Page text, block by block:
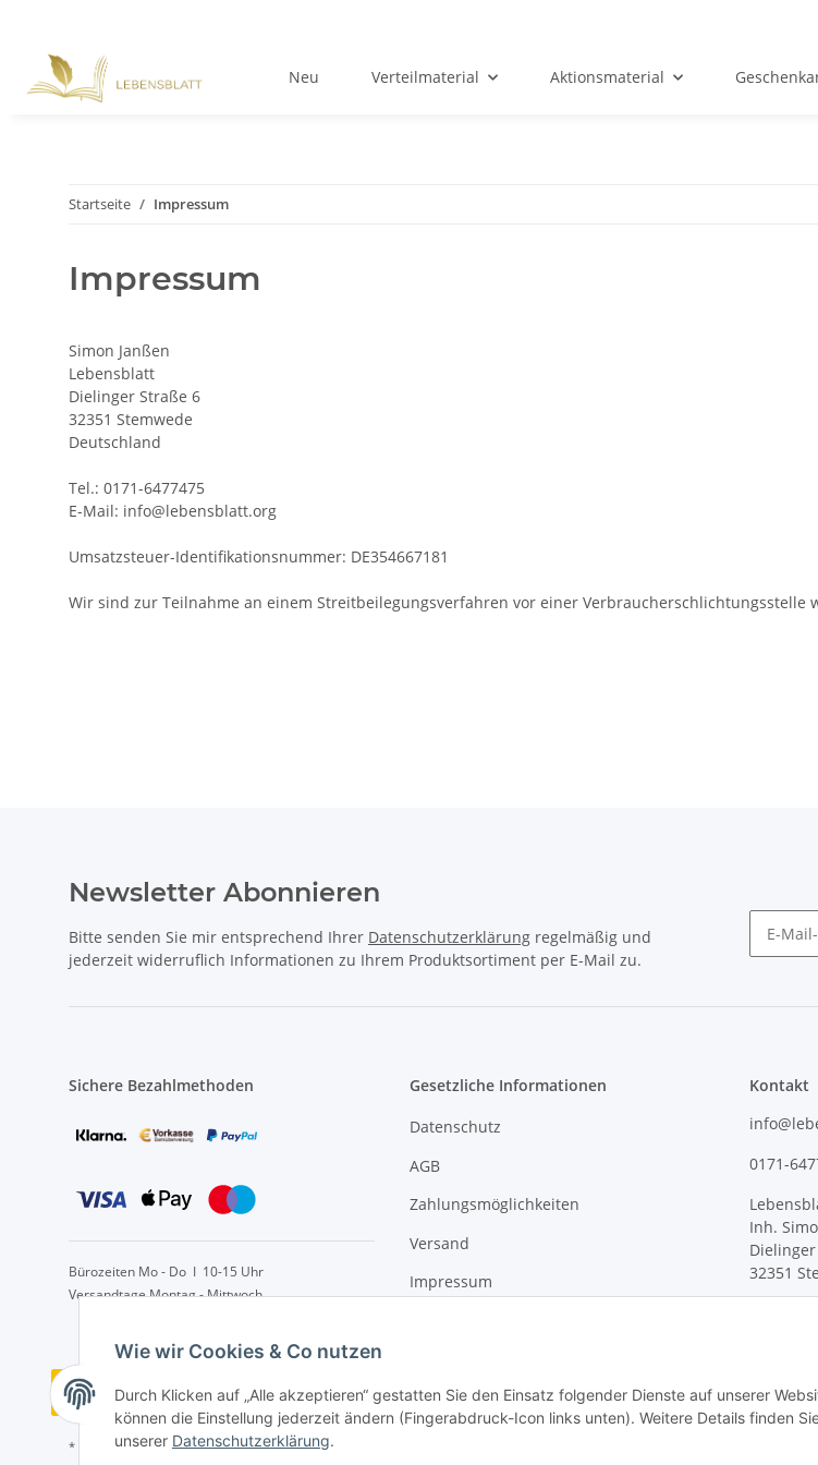
Neu Verteilmaterial Aktionsmaterial
Startseite Impressum
Impressum
Simon Janßen
Lebensblatt
Dielinger Straße 6
32351 Stemwede
Deutschland
Tel.: 0171-6477475
E-Mail: info@lebensblatt.org
Umsatzsteuer-Identifikationsnummer: DE354667181
Wir sind zur Teilnahme an einem Streitbeilegungsverfahren vor einer Verbraucherschlichtungsstelle
Newsletter Abonnieren
Bitte senden Sie mir entsprechend Ihrer Datenschutzerklärung regelmäßig und
jederzeit widerruflich Informationen zu Ihrem Produktsortiment per E-Mail zu.
Sichere Bezahlmethoden
Bürozeiten Mo - Do I 10-15 Uhr
Versandtage Montag - Mittwoch
Gesetzliche Informationen
Datenschutz
AGB
Zahlungsmöglichkeiten
Versand
Impressum
Kontakt
0171-
Inh.
32351
Vertrag widerrufen
* Alle Preise inkl. gesetzlicher USt., zzgl.Versand
Wie wir Cookies & Co nutzen
Durch Klicken auf „Alle akzeptieren“ gestatten Sie den Einsatz folgender Dienste auf unserer
können die Einstellung jederzeit ändern (Fingerabdruck-Icon links unten). Weitere Details finden
unserer Datenschutzerklärung.